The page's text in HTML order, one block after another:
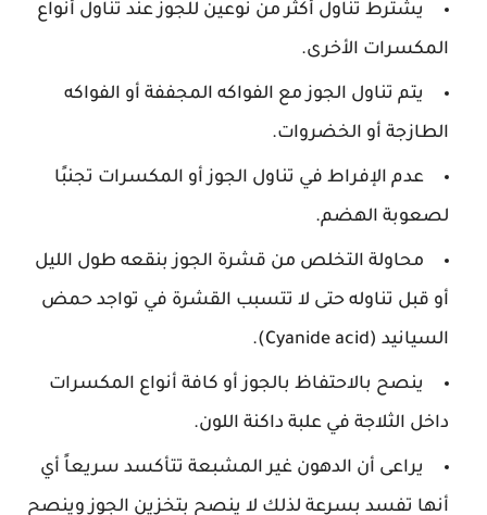
يشترط تناول أكثر من نوعين للجوز عند تناول أنواع
المكسرات الأخرى.
يتم تناول الجوز مع الفواكه المجففة أو الفواكه
الطازجة أو الخضروات.
عدم الإفراط في تناول الجوز أو المكسرات تجنبًا
لصعوبة الهضم.
محاولة التخلص من قشرة الجوز بنقعه طول الليل
أو قبل تناوله حتى لا تتسبب القشرة في تواجد حمض
السيانيد (Cyanide acid).
ينصح بالاحتفاظ بالجوز أو كافة أنواع المكسرات
داخل الثلاجة في علبة داكنة اللون.
يراعى أن الدهون غير المشبعة تتأكسد سريعاً أي
أنها تفسد بسرعة لذلك لا ينصح بتخزين الجوز وينصح